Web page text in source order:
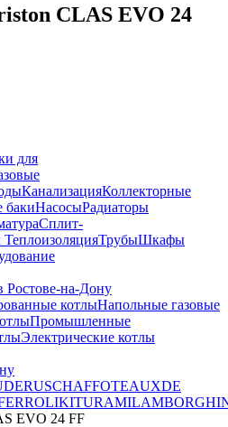
CLAS EVO 24
для
КанализацияКоллекторные
бакиНасосыРадиаторы
Сплит-
ТеплоизоляцияТрубыШкафы
Ростове-на-Дону
котлыНапольные газовые
Промышленные
Электрические котлы
CHAFFOTEAUXDE
KITURAMI
EVO 24 FF